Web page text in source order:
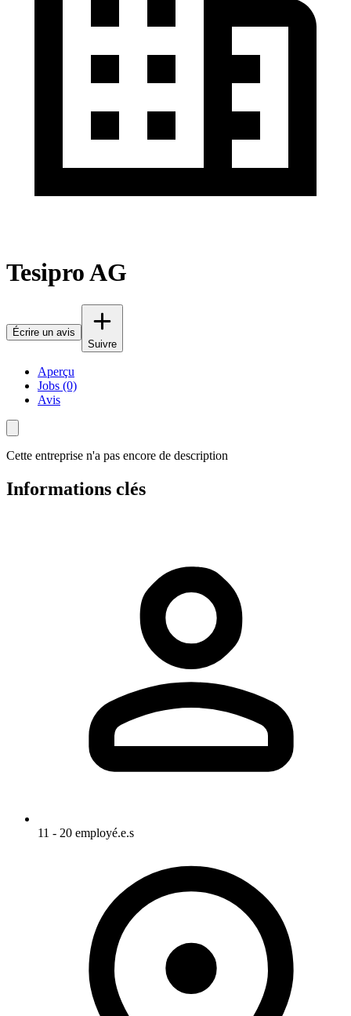
Tesipro AG
Écrire un avis
Suivre
Aperçu
Jobs (0)
Avis
Cette entreprise n'a pas encore de description
Informations clés
11 - 20 employé.e.s